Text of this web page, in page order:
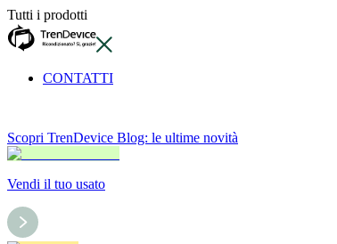
Tutti i prodotti
CONTATTI
Scopri TrenDevice Blog: le ultime novità
Vendi il tuo usato